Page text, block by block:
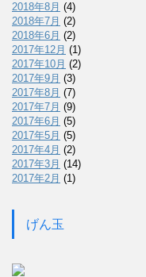
2018年8月 (4)
2018年7月 (2)
2018年6月 (2)
2017年12月 (1)
2017年10月 (2)
2017年9月 (3)
2017年8月 (7)
2017年7月 (9)
2017年6月 (5)
2017年5月 (5)
2017年4月 (2)
2017年3月 (14)
2017年2月 (1)
げん玉